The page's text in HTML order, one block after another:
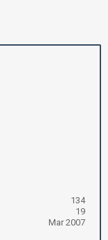
134
19
Mar 2007